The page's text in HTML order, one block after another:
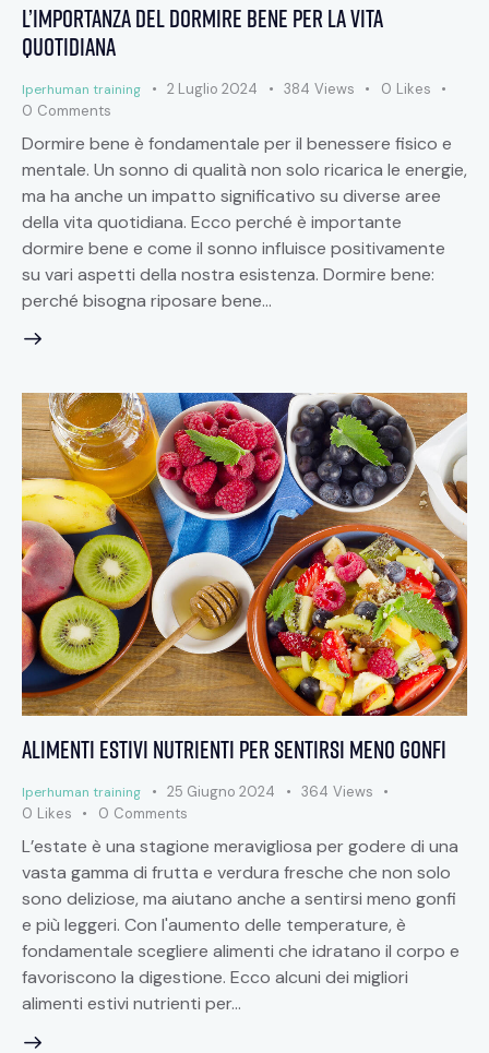
L’importanza del dormire bene per la vita
quotidiana
Iperhuman training 2 Luglio 2024 384 Views 0 Likes
0 Comments
Dormire bene è fondamentale per il benessere fisico e
mentale. Un sonno di qualità non solo ricarica le energie,
ma ha anche un impatto significativo su diverse aree
della vita quotidiana. Ecco perché è importante
dormire bene e come il sonno influisce positivamente
su vari aspetti della nostra esistenza. Dormire bene:
perché bisogna riposare bene…
Alimenti estivi nutrienti per sentirsi meno gonfi
Iperhuman training 25 Giugno 2024 364 Views
0 Likes 0 Comments
L’estate è una stagione meravigliosa per godere di una
vasta gamma di frutta e verdura fresche che non solo
sono deliziose, ma aiutano anche a sentirsi meno gonfi
e più leggeri. Con l'aumento delle temperature, è
fondamentale scegliere alimenti che idratano il corpo e
favoriscono la digestione. Ecco alcuni dei migliori
alimenti estivi nutrienti per…